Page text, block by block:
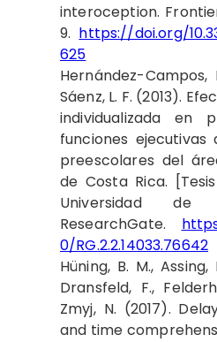
interoception.
9. https://doi.org/
625
Hernández-
Sáenz, L. F. (2013).
individualizada en
funciones ejecutivas
preescolares del
de Costa Rica.
Universidad de
ResearchGate.
0/RG.2.2.14033.76642
Hüning, B. M., Assing,
Dransfeld, F.,
Zmyj, N. (2017).
and time